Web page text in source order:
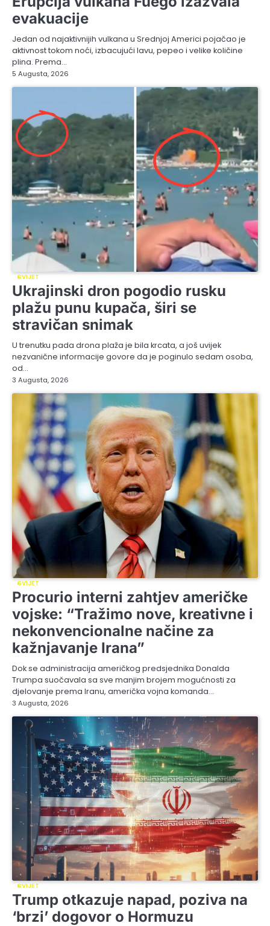
evakuacije
Jedan od najaktivnijih vulkana u Srednjoj Americi pojačao je
aktivnost tokom noći, izbacujući lavu, pepeo i velike količine
plina. Prema…
5 Augusta, 2026
SVIJET
Ukrajinski dron pogodio rusku
plažu punu kupača, širi se
stravičan snimak
U trenutku pada drona plaža je bila krcata, a još uvijek
nezvanične informacije govore da je poginulo sedam osoba,
od…
3 Augusta, 2026
SVIJET
Procurio interni zahtjev američke
vojske: “Tražimo nove, kreativne i
nekonvencionalne načine za
kažnjavanje Irana”
Dok se administracija američkog predsjednika Donalda
Trumpa suočavala sa sve manjim brojem mogućnosti za
djelovanje prema Iranu, američka vojna komanda…
3 Augusta, 2026
SVIJET
Trump otkazuje napad, poziva na
‘brzi’ dogovor o Hormuzu